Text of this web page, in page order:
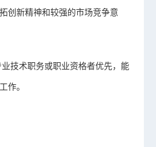
创新精神和较强的市场竞争意
技术职务或职业资格者优先，能
作。